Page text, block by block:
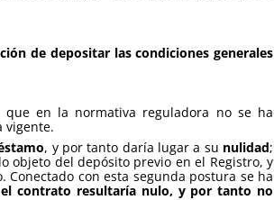
de depositar las condiciones generales
en la normativa reguladora no se ha
vigente.
, y por tanto daría lugar a su nulidad;
objeto del depósito previo en el Registro, y
con esta segunda postura se ha
el contrato resultaría nulo, y por tanto no